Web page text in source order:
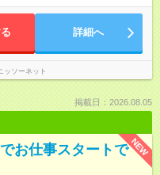
詳細へ
ッソーネット
掲載日：2026.08.05
NEW
お仕事スタートで